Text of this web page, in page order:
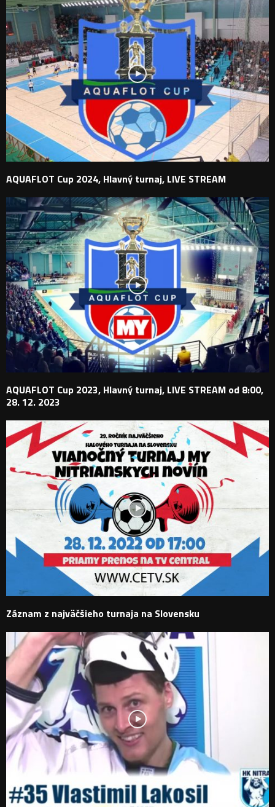
AQUAFLOT Cup 2024, Hlavný turnaj, LIVE STREAM
AQUAFLOT Cup 2023, Hlavný turnaj, LIVE STREAM od 8:00,
28. 12. 2023
Záznam z najväčšieho turnaja na Slovensku